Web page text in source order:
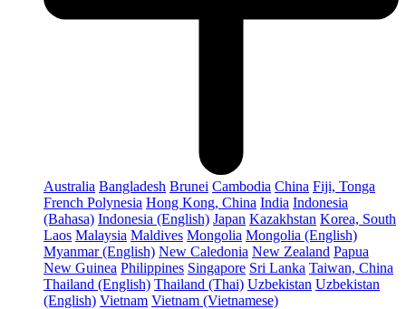
Australia Bangladesh Brunei Cambodia China Fiji, Tonga
French Polynesia Hong Kong, China India Indonesia
(Bahasa) Indonesia (English) Japan Kazakhstan Korea, South
Laos Malaysia Maldives Mongolia Mongolia (English)
Myanmar (English) New Caledonia New Zealand Papua
New Guinea Philippines Singapore Sri Lanka Taiwan, China
Thailand (English) Thailand (Thai) Uzbekistan Uzbekistan
(English) Vietnam Vietnam (Vietnamese)